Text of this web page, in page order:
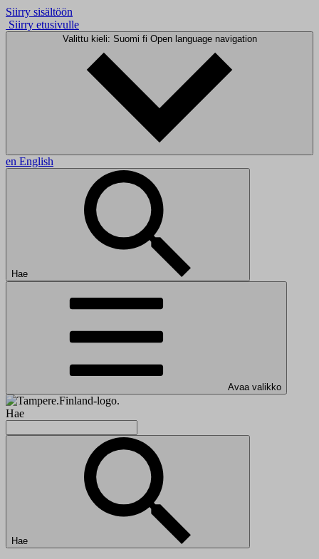
Siirry sisältöön
Siirry etusivulle
Valittu kieli: Suomi fi Open language navigation
en English
Hae
Avaa valikko
Hae
Hae